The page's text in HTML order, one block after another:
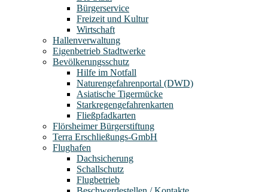
Bürgerservice
Freizeit und Kultur
Wirtschaft
Hallenverwaltung
Eigenbetrieb Stadtwerke
Bevölkerungsschutz
Hilfe im Notfall
Naturengefahrenportal (DWD)
Asiatische Tigermücke
Starkregengefahrenkarten
Fließpfadkarten
Flörsheimer Bürgerstiftung
Terra Erschließungs-GmbH
Flughafen
Dachsicherung
Schallschutz
Flugbetrieb